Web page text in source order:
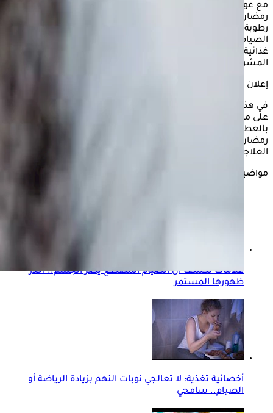
مع عودة ارتفاع درجات الحرارة مجددًا في الأسبوع الأخير من شهر
رمضان، يواجه الكثير من الصائمين صعوبات كبيرة في الحفاظ على
رطوبة الجسم والتقليل من الشعور بالعطش طوال ساعات
الصيام، ومع تزايد الحرارة، يصبح من الضروري اتخاذ احتياطات
غذائية سليمة للحفاظ على صحة الجسم، حيث يعد الحليب
المشروب المفضل لكثير من الصائمين.
إعلان
في هذا السياق، ينصح موقع "الكونسلتو" بتناول الحليب يحتوي
على مكونات طبيعية تعمل على تعزيز الترطيب وتخفيف الشعور
بالعطش، مما يساهم في الحفاظ على النشاط والصحة خلال أيام
رمضان الحارة، وفقا للدكتورة هدير عابدين، إخصائية التغذية
العلاجية.
مواضيع ذات صلة
علامات تكشف أن الصيام المتقطع يضر الجسم.. احذر
ظهورها المستمر
أخصائية تغذية: لا تعالجي نوبات النهم بزيادة الرياضة أو
الصيام.. سامحي